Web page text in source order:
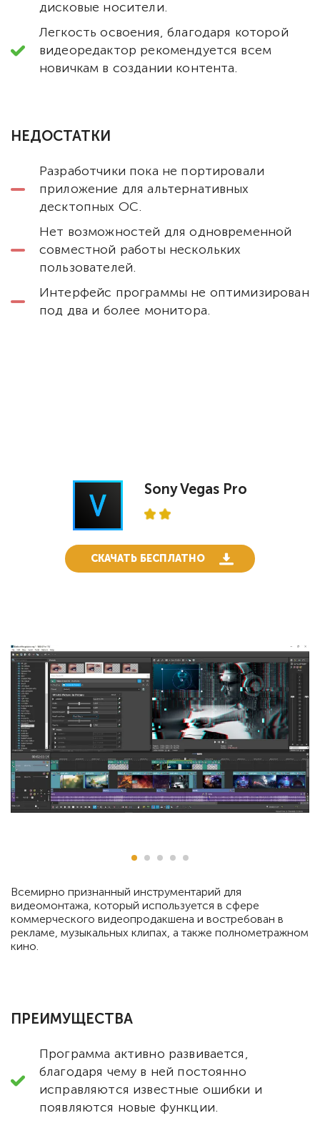
дисковые носители.
Легкость освоения, благодаря которой
видеоредактор рекомендуется всем
новичкам в создании контента.
НЕДОСТАТКИ
Разработчики пока не портировали
приложение для альтернативных
десктопных ОС.
Нет возможностей для одновременной
совместной работы нескольких
пользователей.
Интерфейс программы не оптимизирован
под два и более монитора.
Sony Vegas Pro
СКАЧАТЬ БЕСПЛАТНО
Всемирно признанный инструментарий для
видеомонтажа, который используется в сфере
коммерческого видеопродакшена и востребован в
рекламе, музыкальных клипах, а также полнометражном
кино.
ПРЕИМУЩЕСТВА
Программа активно развивается,
благодаря чему в ней постоянно
исправляются известные ошибки и
появляются новые функции.